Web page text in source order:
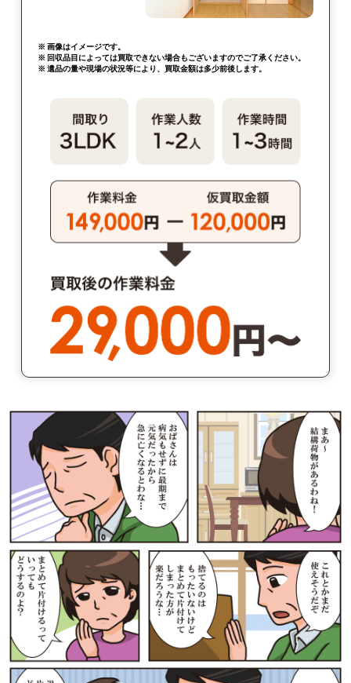
※ 画像はイメージです。
※ 回収品目によっては買取できない場合もございますのでご了承ください。
※ 遺品の量や現場の状況等により、買取金額は多少前後します。